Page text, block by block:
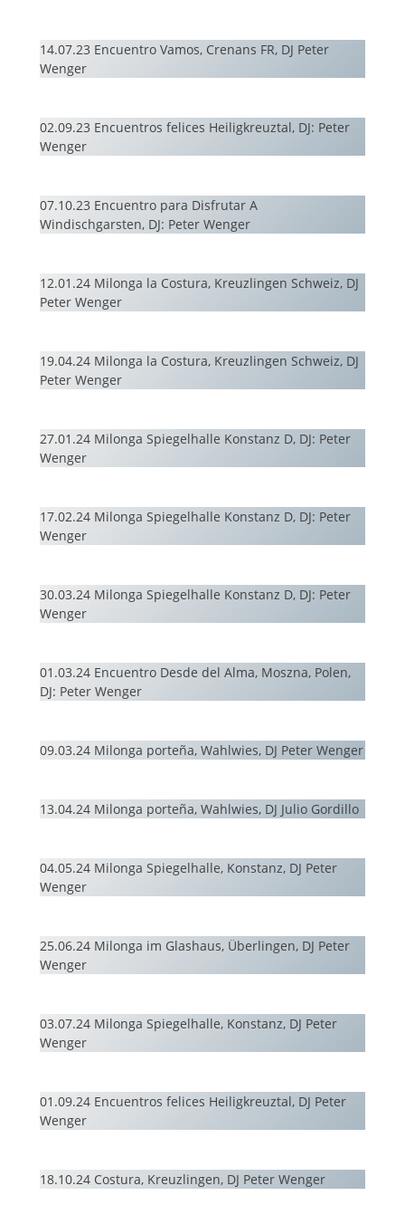
14.07.23 Encuentro Vamos, Crenans FR, DJ Peter
Wenger
02.09.23 Encuentros felices Heiligkreuztal, DJ: Peter
Wenger
07.10.23 Encuentro para Disfrutar A
Windischgarsten, DJ: Peter Wenger
12.01.24 Milonga la Costura, Kreuzlingen Schweiz, DJ
Peter Wenger
19.04.24 Milonga la Costura, Kreuzlingen Schweiz, DJ
Peter Wenger
27.01.24 Milonga Spiegelhalle Konstanz D, DJ: Peter
Wenger
17.02.24 Milonga Spiegelhalle Konstanz D, DJ: Peter
Wenger
30.03.24 Milonga Spiegelhalle Konstanz D, DJ: Peter
Wenger
01.03.24 Encuentro Desde del Alma, Moszna, Polen,
DJ: Peter Wenger
09.03.24 Milonga porteña, Wahlwies, DJ Peter Wenger
13.04.24 Milonga porteña, Wahlwies, DJ Julio Gordillo
04.05.24 Milonga Spiegelhalle, Konstanz, DJ Peter
Wenger
25.06.24 Milonga im Glashaus, Überlingen, DJ Peter
Wenger
03.07.24 Milonga Spiegelhalle, Konstanz, DJ Peter
Wenger
01.09.24 Encuentros felices Heiligkreuztal, DJ Peter
Wenger
18.10.24 Costura, Kreuzlingen, DJ Peter Wenger